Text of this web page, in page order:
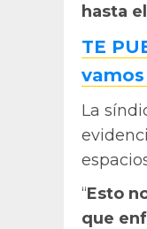
hasta
TE
La
“Esto
que